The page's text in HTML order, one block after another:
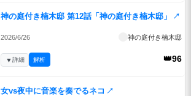
神の庭付き楠木邸 第12話「神の庭付き楠木邸」 ↗
2026/6/26 神の庭付き楠木邸
👑96
▼詳細 解析
女vs夜中に音楽を奏でるネコ ↗